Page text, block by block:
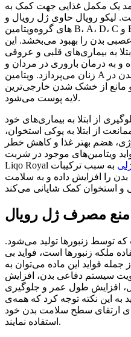
یک مکمل غذایی جهت کمک به
لیکو رویال حاوی ژل رویال و
ویتامین‌‎های گروه B، A، D، C و E است. ژل رویال خواص ضد
بدن را بهبود می‌بخشد. این
به بیماری‌های قلبی و عروقی
به درمان باروری در مردان و
زنان می‌پردازد. ویتامین A نیز از طریق ساخت آنتی بادی، از بدن در
مانع از خشک شدن خارجی‌ترین
لایه پوست می‌شود.
از ابتلا به بیماری‌های خود
از ابتلا به پوکی استخوان،
هضم بهتر غذا و کاهش خطر
ویتامین‌های موجود در شربت
به سبب ترکیبات
را افزایش داده و به سلامت
منع مصرف ژل رویال
توسط زنبورها تولید می‌شود.
ملکه زنبورها است، فواید بی
فواید این ماده می‌توان به
سیستم دفاعی بدن، افزایش
افزایش طول عمر و جلوگیری
به این نکته توجه کرد که همه‌ی
برای ارتقای سطح سلامت بدن خود
استفاده نمایند.